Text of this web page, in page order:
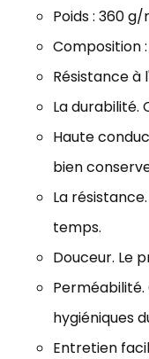
Poids : 360 g/
Composition
Résistance à
La durabilité.
Haute
bien
La
temps.
Douceur. Le
hygiéniques
Entretien